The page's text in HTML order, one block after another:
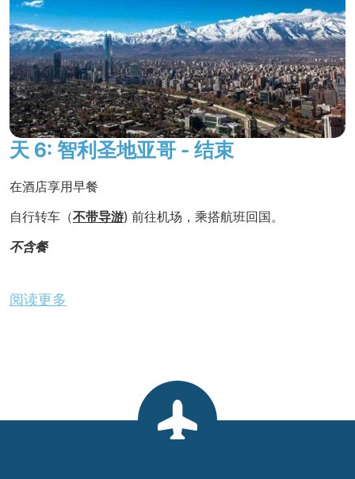
天 6: 智利圣地亚哥 - 结束
在酒店享用早餐
自行转车（不带导游) 前往机场，乘搭航班回国。
不含餐
服务结束
阅读更多